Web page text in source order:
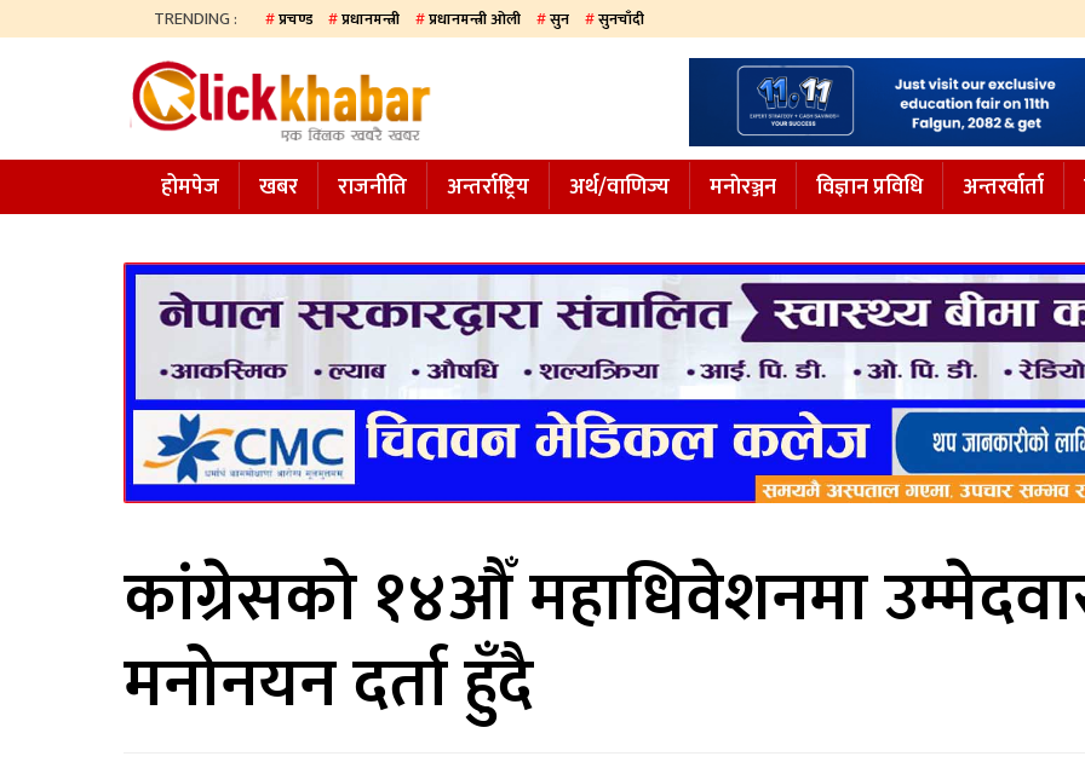
TRENDING : प्रचण्ड प्रधानमन्त्री प्रधानमन्त्री ओली सुन सुनचाँदी
खबर
समाज
होमपेज खबर राजनीति अन्तर्राष्ट्रिय अर्थ/वाणिज्य मनाेरञ्जन विज्ञान प्रविधि अन्तरर्वार्ता
कांग्रेसको १४औँ महाधिवेशनमा
मनोनयन दर्ता हुँदै